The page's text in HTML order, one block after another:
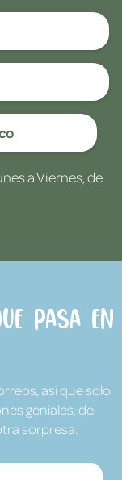
a Viernes, de
pasa en
así que solo
geniales, de
sorpresa.